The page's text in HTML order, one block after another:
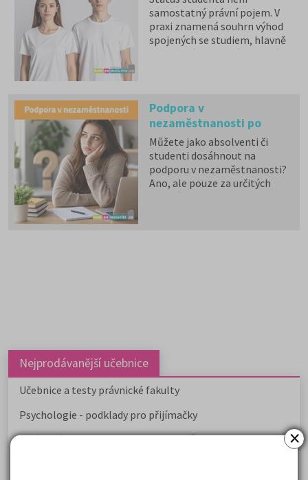
×
samostatný právní pojem. V
praxi znamená souhrn výhod
spojených se studiem, hlavně
zdravotní pojištění hrazené
Podpora v
nezaměstnanosti po
maturitě nebo vysoké
škole: Kdy na ni máte
nárok?
Můžete jako absolventi či
studenti dosáhnout na
podporu v nezaměstnanosti?
Ano, ale pouze za určitých
podmínek.
Nejprodávanější učebnice
Učebnice a testy právnické fakulty
Psychologie - podklady pro přijímačky
Přijímací zkoušky z matematiky na VŠE Praha